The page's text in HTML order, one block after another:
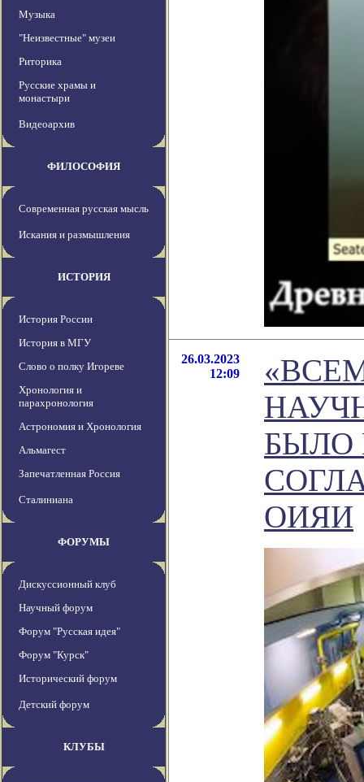
Музыка
"Неизвестные" музеи
Риторика
Русские храмы и
монастыри
Видеоархив
ФИЛОСОФИЯ
Современная русская мысль
Искания и размышления
ИСТОРИЯ
История России
История в МГУ
Слово о полку Игореве
Хронология и
парахронология
Астрономия и Хронология
Альмагест
Запечатленная Россия
Сталиниана
ФОРУМЫ
Дискуссионный клуб
Научный форум
Форум "Русская идея"
Форум "Курск"
Исторический форум
Детский форум
КЛУБЫ
26.03.2023
12:09
БЫЛО
ОИЯИ